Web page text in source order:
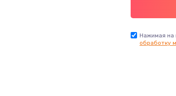
Нажимая на
обработку